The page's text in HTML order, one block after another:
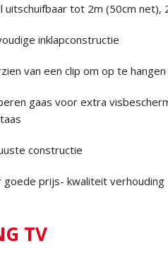
uitschuifbaar tot 2m (50cm net),
inklapconstructie
van een clip om op te
gaas voor extra
constructie
goede prijs- kwaliteit verhouding
TV